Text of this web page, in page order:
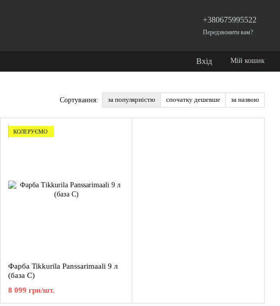
+380675995522
Передзвонити вам?
Вхід Мій кошик
Сортування: за популярністю спочатку дешевше за назвою
КОЛЕРУЄМО
Фарба Tikkurila Panssarimaali 9 л
(база С)
8 099 грн/шт.